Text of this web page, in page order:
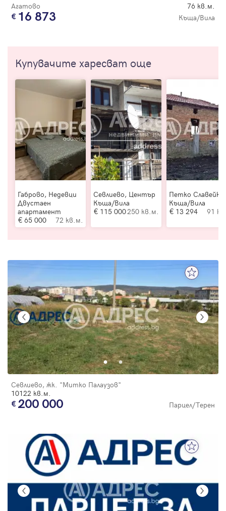
Агатово 76 кв.м.
16 873 Къща/Вила
Купувачите харесват още
Габрово, Недевци
Двустаен
апартамент
65 000
72 кв.м.
Севлиево, Център
Къща/Вила
115 000250 кв.м.
Петко
Къща/Вила
13 294
91
Севлиево, жк. "Митко Палаузов"
10122 кв.м.
200 000 Парцел/Терен